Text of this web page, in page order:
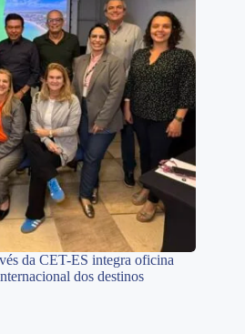
da CET-ES integra oficina
dos destinos